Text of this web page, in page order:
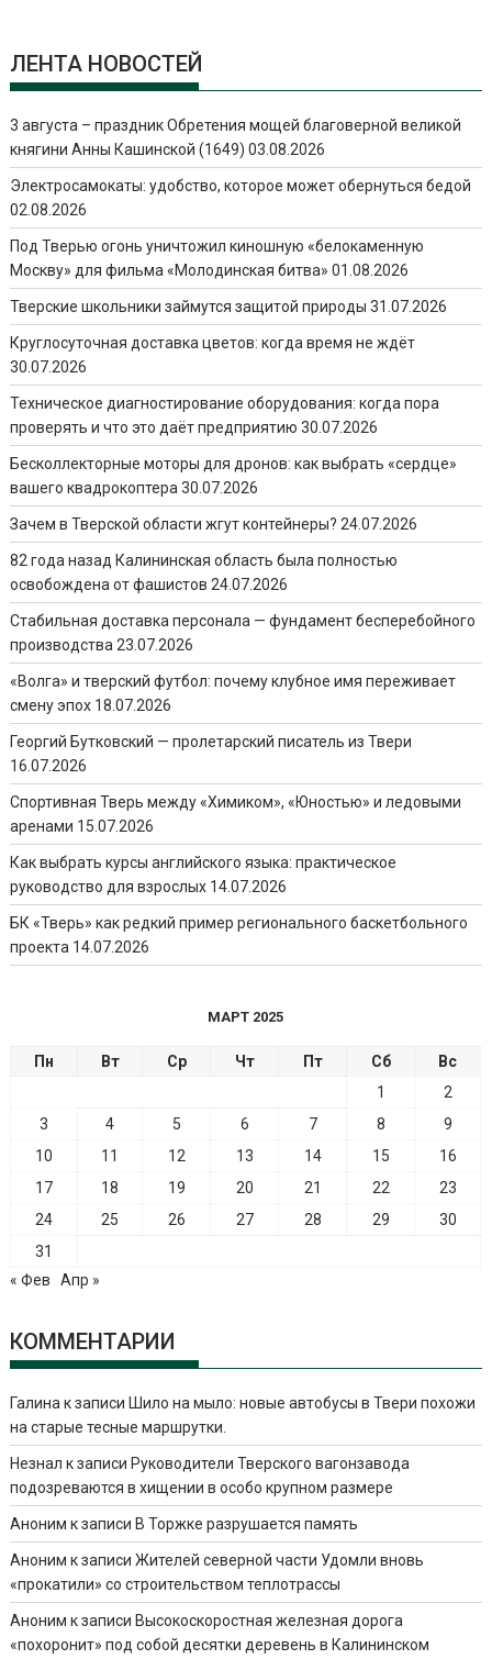
ЛЕНТА НОВОСТЕЙ
3 августа – праздник Обретения мощей благоверной великой
княгини Анны Кашинской (1649) 03.08.2026
Электросамокаты: удобство, которое может обернуться бедой
02.08.2026
Под Тверью огонь уничтожил киношную «белокаменную
Москву» для фильма «Молодинская битва» 01.08.2026
Тверские школьники займутся защитой природы 31.07.2026
Круглосуточная доставка цветов: когда время не ждёт
30.07.2026
Техническое диагностирование оборудования: когда пора
проверять и что это даёт предприятию 30.07.2026
Бесколлекторные моторы для дронов: как выбрать «сердце»
вашего квадрокоптера 30.07.2026
Зачем в Тверской области жгут контейнеры? 24.07.2026
82 года назад Калининская область была полностью
освобождена от фашистов 24.07.2026
Стабильная доставка персонала — фундамент бесперебойного
производства 23.07.2026
«Волга» и тверский футбол: почему клубное имя переживает
смену эпох 18.07.2026
Георгий Бутковский — пролетарский писатель из Твери
16.07.2026
Спортивная Тверь между «Химиком», «Юностью» и ледовыми
аренами 15.07.2026
Как выбрать курсы английского языка: практическое
руководство для взрослых 14.07.2026
БК «Тверь» как редкий пример регионального баскетбольного
проекта 14.07.2026
МАРТ 2025
Пн Вт Ср Чт Пт Сб
Вс
1
2
3
4 5 6 7 8
9
10
11 12 13 14 15
16
17
18 19 20 21 22
23
24
25 26 27 28 29
30
31
« Фев
Апр »
КОММЕНТАРИИ
Галинак записи Шило на мыло: новые автобусы в Твери похожи
на старые тесные маршрутки.
Незнал к записи Руководители Тверского вагонзавода
подозреваются в хищении в особо крупном размере
Аноним к записи В Торжке разрушается память
Аноним к записиЖителей северной части Удомли вновь
«прокатили» со строительством теплотрассы
Аноним к записи Высокоскоростная железная дорога
«похоронит» под собой десятки деревень в Калининском